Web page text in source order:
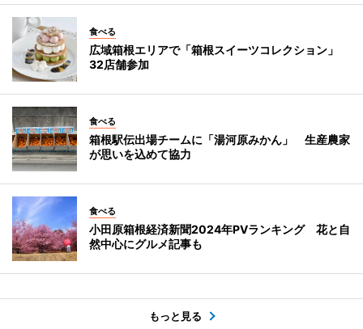
食べる
広域箱根エリアで「箱根スイーツコレクション」
32店舗参加
食べる
箱根駅伝出場チームに「湯河原みかん」 生産農家
が思いを込めて協力
食べる
小田原箱根経済新聞2024年PVランキング 花と自
然中心にグルメ記事も
もっと見る